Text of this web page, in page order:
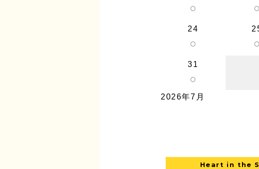
○ ○
24
○ ○
31
○
2026年7月
Heart in the